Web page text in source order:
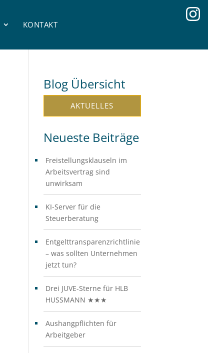
KONTAKT
Blog Übersicht
AKTUELLES
Neueste Beiträge
Freistellungsklauseln im
Arbeitsvertrag sind
unwirksam
KI-Server für die
Steuerberatung
Entgelttransparenzrichtlinie
– was sollten Unternehmen
jetzt tun?
Drei JUVE-Sterne für HLB
HUSSMANN ★★★
Aushangpflichten für
Arbeitgeber